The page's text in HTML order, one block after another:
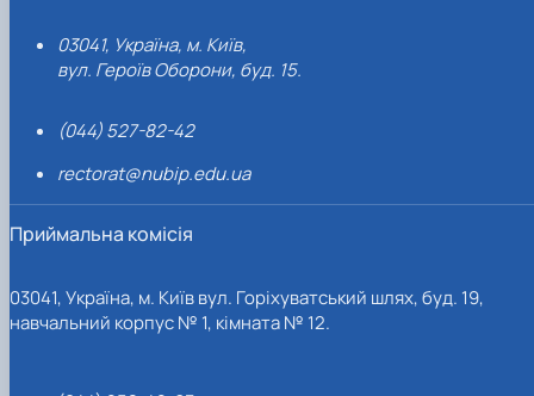
03041, Україна, м. Київ,
вул. Героїв Оборони, буд. 15.
(044) 527-82-42
rectorat@nubip.edu.ua
Приймальна комісія
03041, Україна, м. Київ вул. Горіхуватський шлях, буд. 19,
навчальний корпус № 1, кімната № 12.